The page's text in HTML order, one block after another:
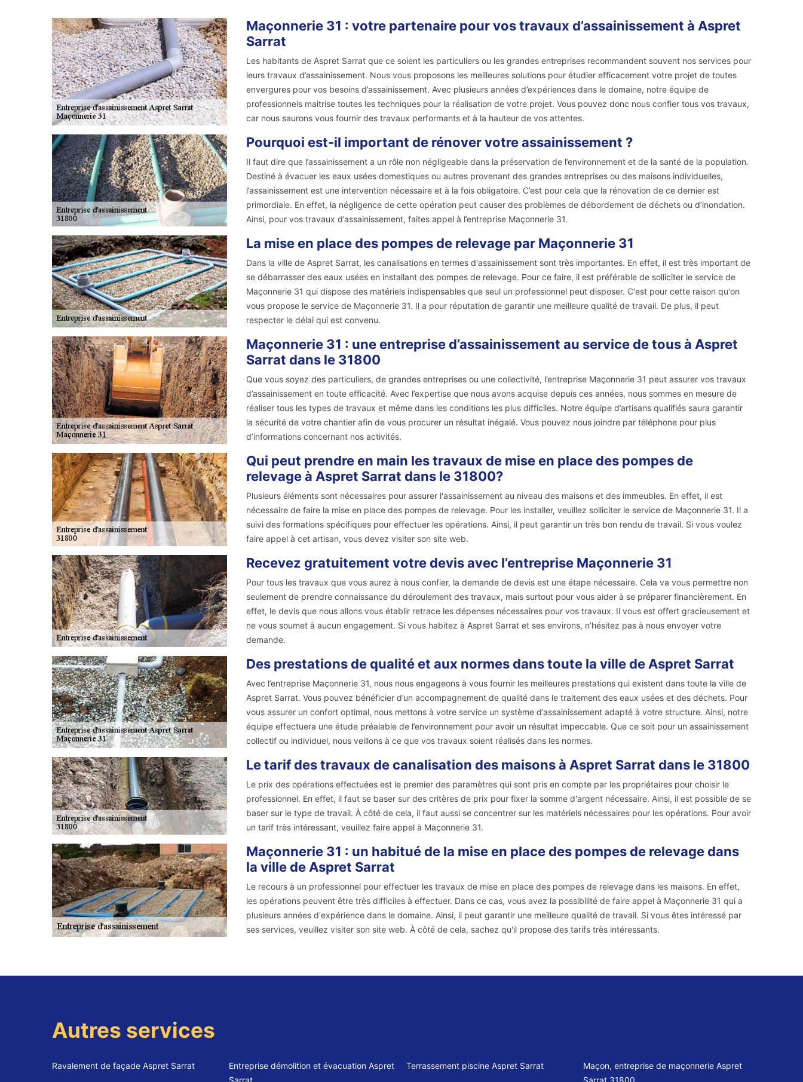
Maçonnerie 31 : votre partenaire pour vos travaux d’assainissement à Aspret
Sarrat
Les habitants de Aspret Sarrat que ce soient les particuliers ou les grandes entreprises recommandent souvent nos services pour
leurs travaux d’assainissement. Nous vous proposons les meilleures solutions pour étudier efficacement votre projet de toutes
envergures pour vos besoins d’assainissement. Avec plusieurs années d’expériences dans le domaine, notre équipe de
professionnels maitrise toutes les techniques pour la réalisation de votre projet. Vous pouvez donc nous confier tous vos travaux,
car nous saurons vous fournir des travaux performants et à la hauteur de vos attentes.
Pourquoi est-il important de rénover votre assainissement ?
Il faut dire que l’assainissement a un rôle non négligeable dans la préservation de l’environnement et de la santé de la population.
Destiné à évacuer les eaux usées domestiques ou autres provenant des grandes entreprises ou des maisons individuelles,
l’assainissement est une intervention nécessaire et à la fois obligatoire. C’est pour cela que la rénovation de ce dernier est
primordiale. En effet, la négligence de cette opération peut causer des problèmes de débordement de déchets ou d’inondation.
Ainsi, pour vos travaux d’assainissement, faites appel à l’entreprise Maçonnerie 31.
La mise en place des pompes de relevage par Maçonnerie 31
Dans la ville de Aspret Sarrat, les canalisations en termes d'assainissement sont très importantes. En effet, il est très important de
se débarrasser des eaux usées en installant des pompes de relevage. Pour ce faire, il est préférable de solliciter le service de
Maçonnerie 31 qui dispose des matériels indispensables que seul un professionnel peut disposer. C'est pour cette raison qu'on
vous propose le service de Maçonnerie 31. Il a pour réputation de garantir une meilleure qualité de travail. De plus, il peut
respecter le délai qui est convenu.
Maçonnerie 31 : une entreprise d’assainissement au service de tous à Aspret
Sarrat dans le 31800
Que vous soyez des particuliers, de grandes entreprises ou une collectivité, l’entreprise Maçonnerie 31 peut assurer vos travaux
d’assainissement en toute efficacité. Avec l’expertise que nous avons acquise depuis ces années, nous sommes en mesure de
réaliser tous les types de travaux et même dans les conditions les plus difficiles. Notre équipe d’artisans qualifiés saura garantir
la sécurité de votre chantier afin de vous procurer un résultat inégalé. Vous pouvez nous joindre par téléphone pour plus
d’informations concernant nos activités.
Qui peut prendre en main les travaux de mise en place des pompes de
relevage à Aspret Sarrat dans le 31800?
Plusieurs éléments sont nécessaires pour assurer l'assainissement au niveau des maisons et des immeubles. En effet, il est
nécessaire de faire la mise en place des pompes de relevage. Pour les installer, veuillez solliciter le service de Maçonnerie 31. Il a
suivi des formations spécifiques pour effectuer les opérations. Ainsi, il peut garantir un très bon rendu de travail. Si vous voulez
faire appel à cet artisan, vous devez visiter son site web.
Recevez gratuitement votre devis avec l’entreprise Maçonnerie 31
Pour tous les travaux que vous aurez à nous confier, la demande de devis est une étape nécessaire. Cela va vous permettre non
seulement de prendre connaissance du déroulement des travaux, mais surtout pour vous aider à se préparer financièrement. En
effet, le devis que nous allons vous établir retrace les dépenses nécessaires pour vos travaux. Il vous est offert gracieusement et
ne vous soumet à aucun engagement. Si vous habitez à Aspret Sarrat et ses environs, n’hésitez pas à nous envoyer votre
demande.
Des prestations de qualité et aux normes dans toute la ville de Aspret Sarrat
Avec l’entreprise Maçonnerie 31, nous nous engageons à vous fournir les meilleures prestations qui existent dans toute la ville de
Aspret Sarrat. Vous pouvez bénéficier d’un accompagnement de qualité dans le traitement des eaux usées et des déchets. Pour
vous assurer un confort optimal, nous mettons à votre service un système d’assainissement adapté à votre structure. Ainsi, notre
équipe effectuera une étude préalable de l’environnement pour avoir un résultat impeccable. Que ce soit pour un assainissement
collectif ou individuel, nous veillons à ce que vos travaux soient réalisés dans les normes.
Le tarif des travaux de canalisation des maisons à Aspret Sarrat dans le 31800
Le prix des opérations effectuées est le premier des paramètres qui sont pris en compte par les propriétaires pour choisir le
professionnel. En effet, il faut se baser sur des critères de prix pour fixer la somme d'argent nécessaire. Ainsi, il est possible de se
baser sur le type de travail. À côté de cela, il faut aussi se concentrer sur les matériels nécessaires pour les opérations. Pour avoir
un tarif très intéressant, veuillez faire appel à Maçonnerie 31.
Maçonnerie 31 : un habitué de la mise en place des pompes de relevage dans
la ville de Aspret Sarrat
Le recours à un professionnel pour effectuer les travaux de mise en place des pompes de relevage dans les maisons. En effet,
les opérations peuvent être très difficiles à effectuer. Dans ce cas, vous avez la possibilité de faire appel à Maçonnerie 31 qui a
plusieurs années d'expérience dans le domaine. Ainsi, il peut garantir une meilleure qualité de travail. Si vous êtes intéressé par
ses services, veuillez visiter son site web. À côté de cela, sachez qu'il propose des tarifs très intéressants.
Autres services
Ravalement de façade Aspret Sarrat
Entreprise démolition et évacuation Aspret
Sarrat
Terrassement piscine Aspret Sarrat
Maçon, entreprise de maçonnerie Aspret
Sarrat 31800